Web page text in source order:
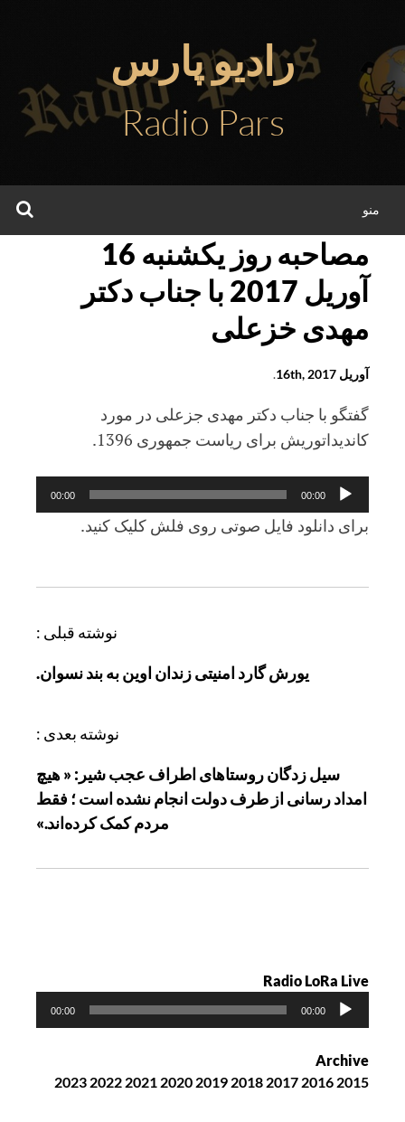
محتوا
رادیو پارس
Radio Pars
منو
مصاحبه روز يکشنبه 16
آوريل 2017 با جناب دکتر
مهدی خزعلی
آوریل 16th, 2017 .
گفتگو با جناب دکتر مهدی جزعلی در مورد
کانديداتوريش برای رياست جمهوری 1396.
پخش‌کننده
صوت
00:00
00:00
برای دانلود فايل صوتی روی فلش کليک کنيد.
و
ه
نوشته قبلی :
یورش گارد امنیتی زندان اوین به بند نسوان.
نوشته بعدی :
سیل‌ زدگان روستاهای اطراف عجب‌ شیر: « هیچ
امداد رسانی از طرف دولت انجام نشده است ؛ فقط
مردم کمک کرده‌اند.»
Radio LoRa Live
ک
ن
00:00
00:00
Archive
2015
2016
2017
2018
2019
2020
2021
2022
2023